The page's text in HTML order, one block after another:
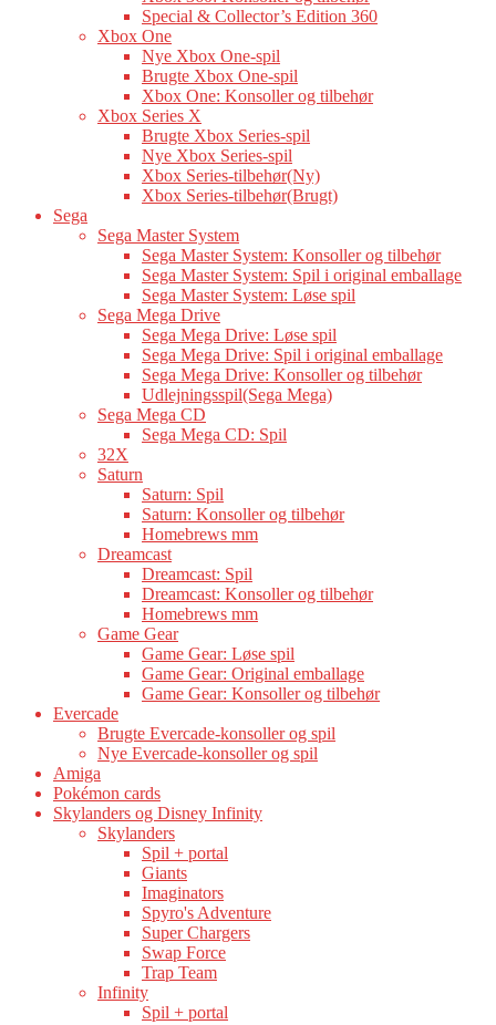
Special & Collector’s Edition 360
Xbox One
Nye Xbox One-spil
Brugte Xbox One-spil
Xbox One: Konsoller og tilbehør
Xbox Series X
Brugte Xbox Series-spil
Nye Xbox Series-spil
Xbox Series-tilbehør(Ny)
Xbox Series-tilbehør(Brugt)
Sega
Sega Master System
Sega Master System: Konsoller og tilbehør
Sega Master System: Spil i original emballage
Sega Master System: Løse spil
Sega Mega Drive
Sega Mega Drive: Løse spil
Sega Mega Drive: Spil i original emballage
Sega Mega Drive: Konsoller og tilbehør
Udlejningsspil(Sega Mega)
Sega Mega CD
Sega Mega CD: Spil
32X
Saturn
Saturn: Spil
Saturn: Konsoller og tilbehør
Homebrews mm
Dreamcast
Dreamcast: Spil
Dreamcast: Konsoller og tilbehør
Homebrews mm
Game Gear
Game Gear: Løse spil
Game Gear: Original emballage
Game Gear: Konsoller og tilbehør
Evercade
Brugte Evercade-konsoller og spil
Nye Evercade-konsoller og spil
Amiga
Pokémon cards
Skylanders og Disney Infinity
Skylanders
Spil + portal
Giants
Imaginators
Spyro's Adventure
Super Chargers
Swap Force
Trap Team
Infinity
Spil + portal